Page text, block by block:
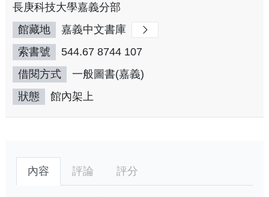
長庚科技大學嘉義分部
館藏地
嘉義中文書庫
索書號
544.67 8744 107
借閱方式
一般圖書(嘉義)
狀態
館內架上
內容 評論 評分